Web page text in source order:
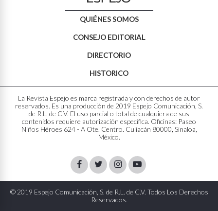
QUIÉNES SOMOS
CONSEJO EDITORIAL
DIRECTORIO
HISTORICO
La Revista Espejo es marca registrada y con derechos de autor
reservados. Es una producción de 2019 Espejo Comunicación, S.
de R.L. de C.V. El uso parcial o total de cualquiera de sus
contenidos requiere autorización específica. Oficinas: Paseo
Niños Héroes 624 - A Ote. Centro. Culiacán 80000, Sinaloa,
México.
FacebookTwitterInstagram
Youtube
© 2019 Espejo Comunicación, S. de R.L. de C.V. Todos Los Derechos
Reservados.